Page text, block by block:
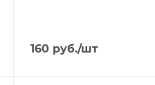
160 руб./шт